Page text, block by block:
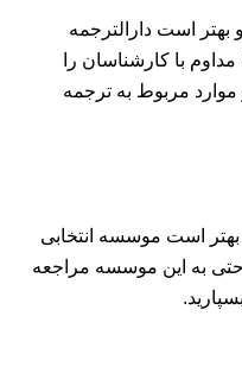
است دارالترجمه
با کارشناسان را
مربوط به ترجمه
است موسسه انتخابی
به این موسسه مراجعه